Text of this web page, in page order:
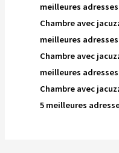
meilleures adresses
Chambre avec
meilleures adresses
Chambre avec
meilleures adresses
Chambre avec
5 meilleures